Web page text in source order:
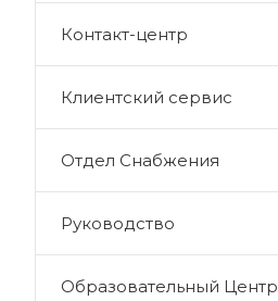
Контакт-центр
Клиентский сервис
Отдел Снабжения
Руководство
Образовательный Центр